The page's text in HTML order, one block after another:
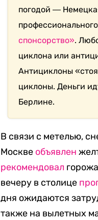
погодой ―
спонсорство».
циклона или
Антициклоны
циклоны. Деньги
Берлине.
В связи с метелью,
Москве объявлен
рекомендовал
вечеру в столице
дня ожидаются
также на вылетных